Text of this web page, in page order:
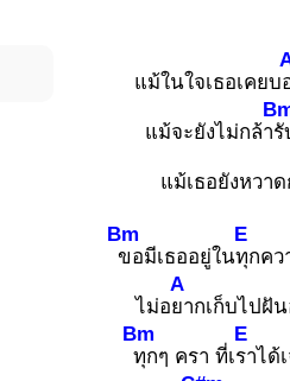
แม้ในใจเธอเคยบ
แม้จะยังไม่กล้า
แม้เธอยังหวาด
Bm
ขอมีเธออยู่ใน
E
ทุกคว
ไม่อ
A
ยากเก็บไปฝัน
Bm
ทุกๆ ครา ที่เ
E
ราได้